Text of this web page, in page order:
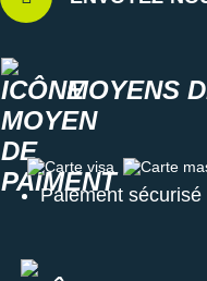
MOYENS
Carte visa Carte
Paiement